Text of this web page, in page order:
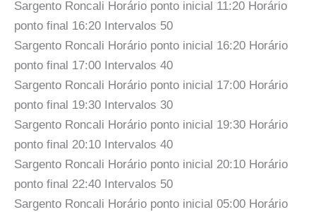
Sargento Roncali Horário ponto inicial 11:20 Horário
ponto final 16:20 Intervalos 50
Sargento Roncali Horário ponto inicial 16:20 Horário
ponto final 17:00 Intervalos 40
Sargento Roncali Horário ponto inicial 17:00 Horário
ponto final 19:30 Intervalos 30
Sargento Roncali Horário ponto inicial 19:30 Horário
ponto final 20:10 Intervalos 40
Sargento Roncali Horário ponto inicial 20:10 Horário
ponto final 22:40 Intervalos 50
Sargento Roncali Horário ponto inicial 05:00 Horário